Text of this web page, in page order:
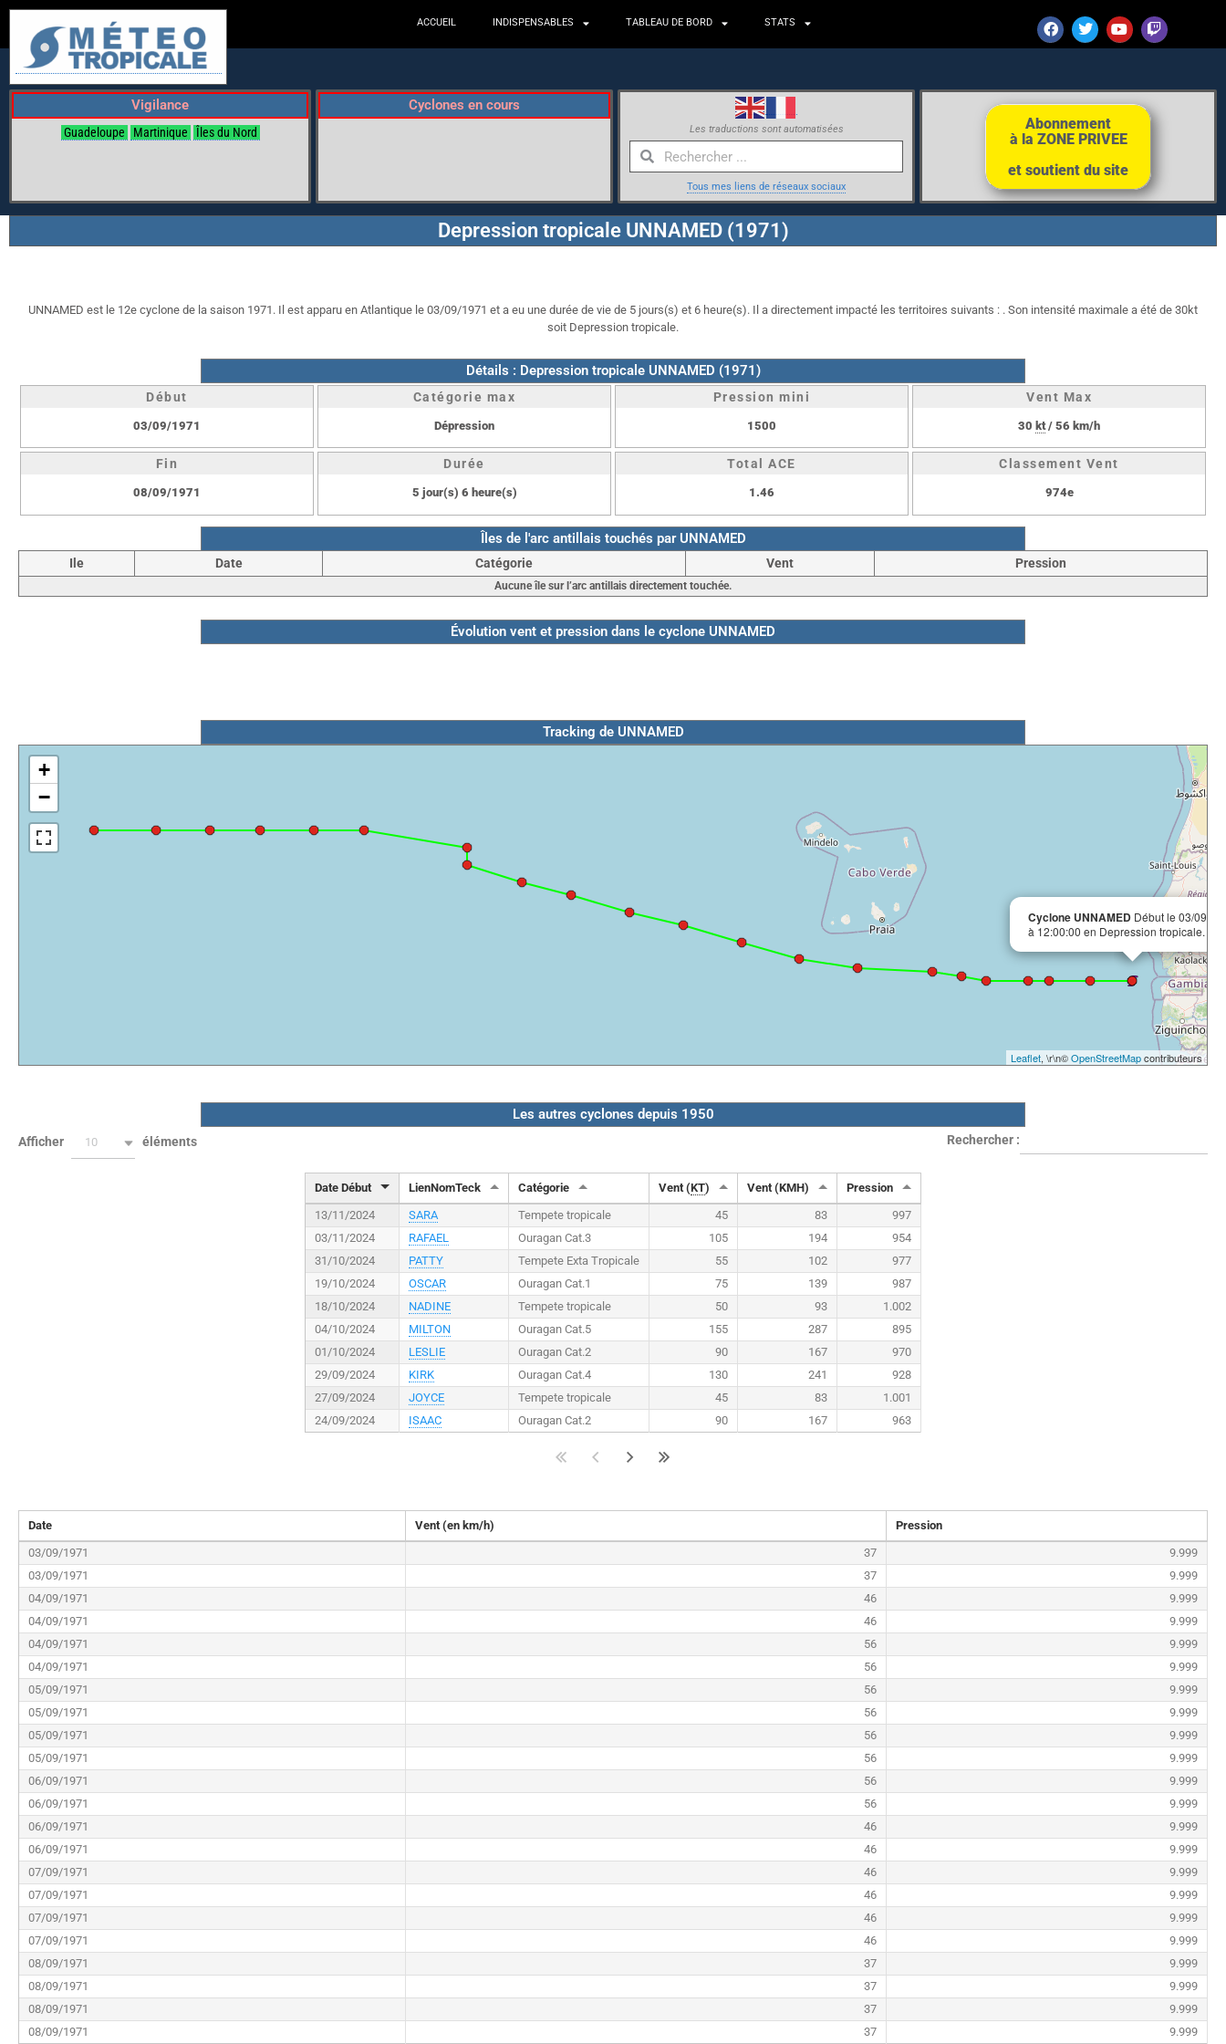
ACCUEIL INDISPENSABLES TABLEAU DE BORD STATS
Vigilance
Guadeloupe Martinique Îles du Nord
Cyclones en cours
Les traductions sont automatisées
Tous mes liens de réseaux sociaux
Abonnement
à la ZONE PRIVEE
et soutient du site
Depression tropicale UNNAMED (1971)
UNNAMED est le 12e cyclone de la saison 1971. Il est apparu en Atlantique le 03/09/1971 et a eu une durée de vie de 5 jours(s) et 6 heure(s). Il a directement impacté les territoires suivants : . Son intensité maximale a été de 30kt
soit Depression tropicale.
Détails : Depression tropicale UNNAMED (1971)
Début
03/09/1971
Catégorie max
Dépression
Pression mini
1500
Vent Max
30 kt/ 56 km/h
Fin
08/09/1971
Durée
5 jour(s) 6 heure(s)
Total ACE
1.46
Classement Vent
974e
Îles de l'arc antillais touchés par UNNAMED
Ile Date Catégorie Vent Pression
Aucune île sur l’arc antillais directement touchée.
Évolution vent et pression dans le cyclone UNNAMED
Tracking de UNNAMED
Cyclone UNNAMED Début le 03/09/
à 12:00:00 en Depression tropicale.
+
−
Leaflet, \r\n©OpenStreetMapcontributeurs
Les autres cyclones depuis 1950
Afficher 10 éléments Rechercher :
Date Début LienNomTeck Catégorie Vent (KT) Vent (KMH)
Pression
13/11/2024
SARA Tempete tropicale 45 83
997
03/11/2024
RAFAEL Ouragan Cat.3 105 194
954
31/10/2024
PATTY Tempete Exta Tropicale 55 102
977
19/10/2024
OSCAR Ouragan Cat.1 75 139
987
18/10/2024
NADINE Tempete tropicale 50 93
1.002
04/10/2024
MILTON Ouragan Cat.5 155 287
895
01/10/2024
LESLIE Ouragan Cat.2 90 167
970
29/09/2024
KIRK Ouragan Cat.4 130 241
928
27/09/2024
JOYCE Tempete tropicale 45 83
1.001
24/09/2024
ISAAC Ouragan Cat.2 90 167 963
Date Vent (en km/h)
Pression
03/09/1971
37
9.999
03/09/1971
37
9.999
04/09/1971
46
9.999
04/09/1971
46
9.999
04/09/1971
56
9.999
04/09/1971
56
9.999
05/09/1971
56
9.999
05/09/1971
56
9.999
05/09/1971
56
9.999
05/09/1971
56
9.999
06/09/1971
56
9.999
06/09/1971
56
9.999
06/09/1971
46
9.999
06/09/1971
46
9.999
07/09/1971
46
9.999
07/09/1971
46
9.999
07/09/1971
46
9.999
07/09/1971
46
9.999
08/09/1971
37
9.999
08/09/1971
37
9.999
08/09/1971
37
9.999
08/09/1971
37 9.999